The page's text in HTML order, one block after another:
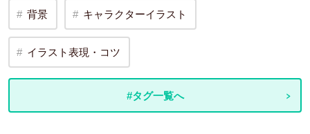
背景 キャラクターイラスト
イラスト表現・コツ
#タグ一覧へ